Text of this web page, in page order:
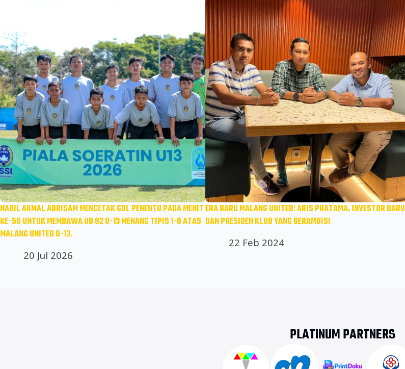
NABIL AKMAL ABRISAM MENCETAK GOL PENENTU PADA MENIT
KE-56 UNTUK MEMBAWA UB 82 U-13 MENANG TIPIS 1-0 ATAS
MALANG UNITED U-13.
20 Jul 2026
ERA BARU MALANG UNITED: ARIS PRATAMA, INVESTOR BARU
DAN PRESIDEN KLUB YANG BERAMBISI
22 Feb 2024
PLATINUM PARTNERS